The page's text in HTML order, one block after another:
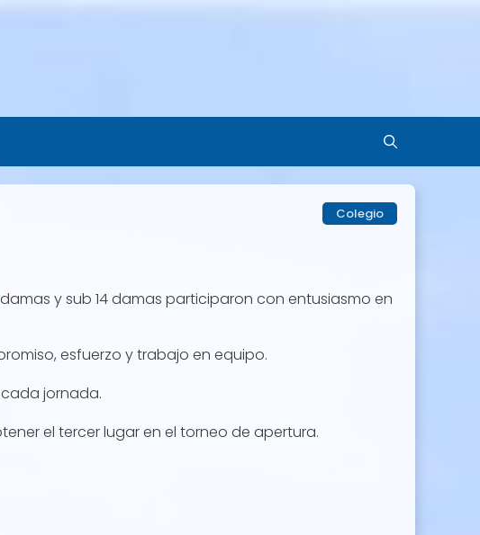
Colegio
y sub 14 damas participaron con entusiasmo en
esfuerzo y trabajo en equipo.
jornada.
el tercer lugar en el torneo de apertura.